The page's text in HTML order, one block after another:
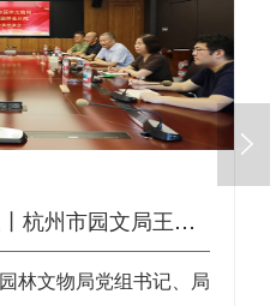
政企同心，共谋发展丨杭州市园文局王宏伟局长一行莅临我公司交流座谈
林文物局党组书记、局